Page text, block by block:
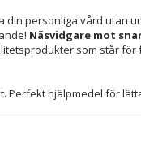
din personliga vård utan
Näsvidgare mot
som står
Perfekt hjälpmedel för